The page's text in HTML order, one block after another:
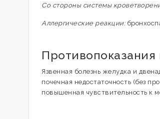
Со стороны системы
Аллергические реакции:
Язвенная болезнь желудка и
почечная недостаточность (без
повышенная чувствительность к